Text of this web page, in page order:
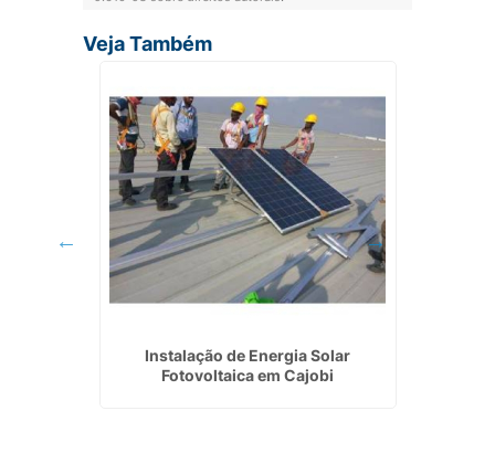
Veja Também
Instalação de Energia Solar
Fotovoltaica em Cajobi